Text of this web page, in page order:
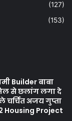
(127)
(153)
Builder बाबा
से छलांग लगा दे
चर्चित अजय गुप्ता
Housing Project